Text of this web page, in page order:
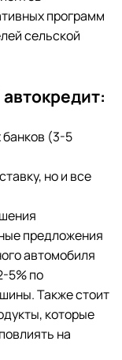
программ
сельской
банков (3-5
но и все
предложения
автомобиля
5% по
Также стоит
которые
на